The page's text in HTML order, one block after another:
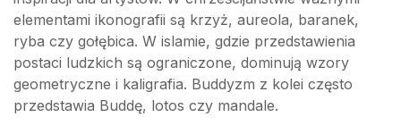
elementami ikonografii są krzyż, aureola, baranek,
ryba czy gołębica. W islamie, gdzie przedstawienia
postaci ludzkich są ograniczone, dominują wzory
geometryczne i kaligrafia. Buddyzm z kolei często
przedstawia Buddę, lotos czy mandale.